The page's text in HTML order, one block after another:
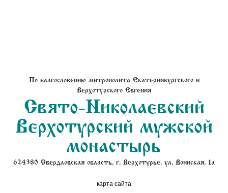
По благословению митрополита Екатеринбургского и
Верхотурского Евгения
Свято-Николаевский
Верхотурский мужской
монастырь
624380 Свердловская область, г. Верхотурье, ул. Воинская, 1а
карта сайта